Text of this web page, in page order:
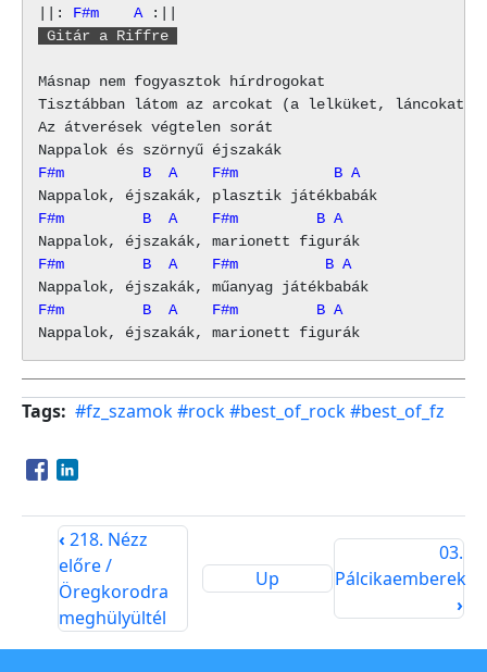
||: F#m A
Gitár a Riffre
Másnap nem fogyasztok hírdrogokat
Tisztábban látom az arcokat (a lelküket, láncokat)
Az átverések végtelen sorát
F#m         B  A    F#m           B A
F#m         B  A    F#m         B A
F#m         B  A    F#m          B A
F#m         B  A    F#m         B A
Tags #fz_szamok#rock#best_of_rock#best_of_fz
Opens in a new window
Opens in a new window
‹ 218. Nézz
előre /
Öregkorodra
meghülyültél
Up
03.
Pálcikaemberek
›